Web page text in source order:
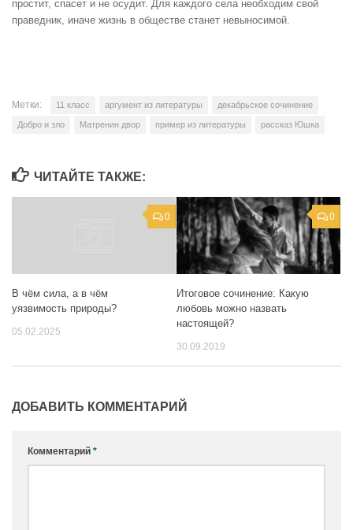
простит, спасет и не осудит. Для каждого села необходим свой
праведник, иначе жизнь в обществе станет невыносимой.
Метки: 11 класс аргумент из литературы декабрьское сочинение
Добро и зло Матренин двор пример из литературы рассказ Юшка
ЧИТАЙТЕ ТАКЖЕ:
0
В чём сила, а в чём
уязвимость природы?
05.02.2025
0
Итоговое сочинение: Какую
любовь можно назвать
настоящей?
30.09.2019
ДОБАВИТЬ КОММЕНТАРИЙ
Комментарий *